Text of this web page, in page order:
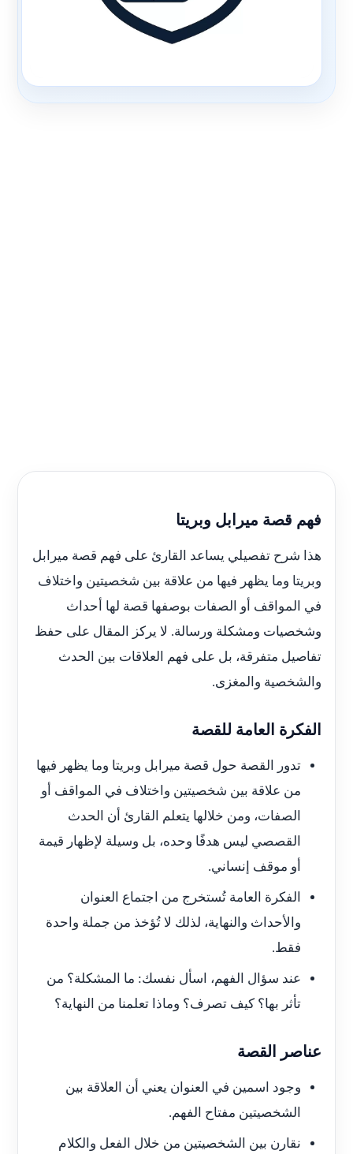
فهم قصة ميرابل وبريتا
هذا شرح تفصيلي يساعد القارئ على فهم قصة ميرابل
وبريتا وما يظهر فيها من علاقة بين شخصيتين واختلاف
في المواقف أو الصفات بوصفها قصة لها أحداث
وشخصيات ومشكلة ورسالة. لا يركز المقال على حفظ
تفاصيل متفرقة، بل على فهم العلاقات بين الحدث
والشخصية والمغزى.
الفكرة العامة للقصة
تدور القصة حول قصة ميرابل وبريتا وما يظهر فيها
من علاقة بين شخصيتين واختلاف في المواقف أو
الصفات، ومن خلالها يتعلم القارئ أن الحدث
القصصي ليس هدفًا وحده، بل وسيلة لإظهار قيمة
أو موقف إنساني.
الفكرة العامة تُستخرج من اجتماع العنوان
والأحداث والنهاية، لذلك لا تُؤخذ من جملة واحدة
فقط.
عند سؤال الفهم، اسأل نفسك: ما المشكلة؟ من
تأثر بها؟ كيف تصرف؟ وماذا تعلمنا من النهاية؟
عناصر القصة
وجود اسمين في العنوان يعني أن العلاقة بين
الشخصيتين مفتاح الفهم.
نقارن بين الشخصيتين من خلال الفعل والكلام